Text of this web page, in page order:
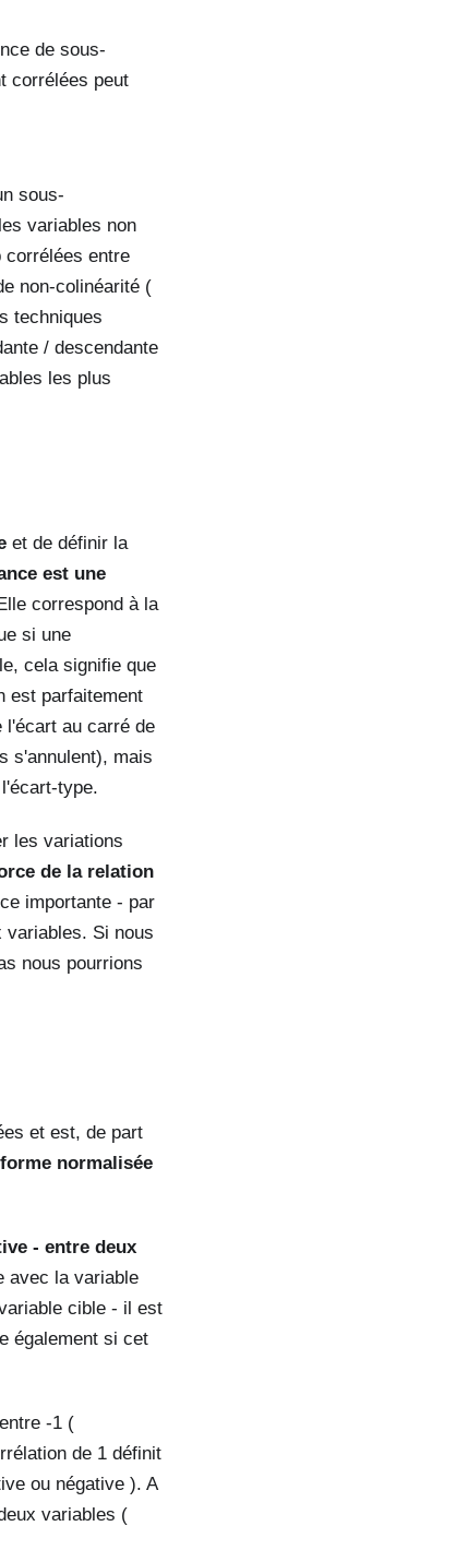
de sous-
corrélées peut
sous-
variables non
corrélées entre
non-colinéarité (
techniques
/ descendante
les plus
et de définir la
est une
correspond à la
si une
cela signifie que
est parfaitement
l'écart au carré de
s'annulent), mais
type.
les variations
de la relation
importante - par
variables. Si nous
nous pourrions
et est, de part
normalisée
- entre deux
avec la variable
cible - il est
également si cet
-1 (
de 1 définit
ou négative ). A
variables (